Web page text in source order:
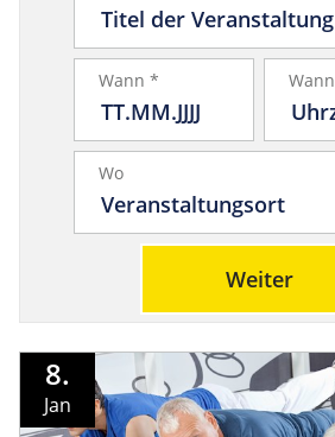
Wann * Wann
Wo
Weiter
8.
Jan